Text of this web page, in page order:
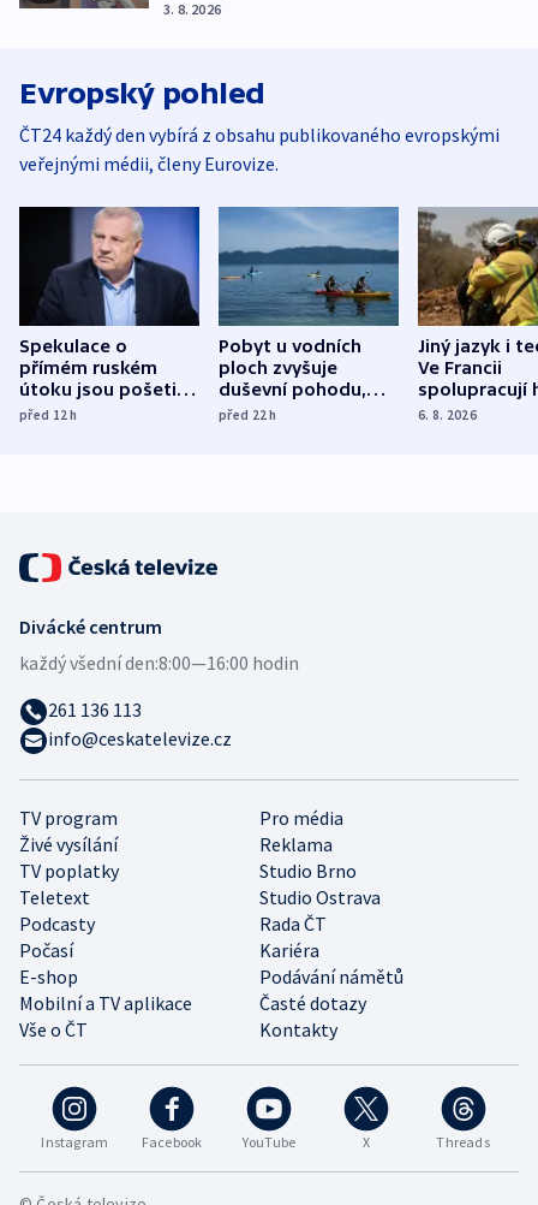
3. 8. 2026
Evropský pohled
ČT24 každý den vybírá z obsahu publikovaného evropskými
veřejnými médii, členy Eurovize.
Spekulace o
přímém ruském
útoku jsou pošetilé,
míní estonský
před 12h
Pobyt u vodních
ploch zvyšuje
duševní pohodu,
ukázala
před 22h
Jiný jazyk i
Ve Francii
spolupracují
různých zemí
6. 8. 2026
Instagram Facebook YouTube X Threads
TV program
Pro média
Živé vysílání
Reklama
TV poplatky
Studio Brno
Teletext
Studio Ostrava
Podcasty
Rada ČT
Počasí
Kariéra
E-shop
Podávání námětů
Mobilní a TV aplikace
Časté dotazy
Vše o ČT
Kontakty
Divácké centrum
každý všední den:8:00—16:00 hodin
261 136 113
info@ceskatelevize.cz